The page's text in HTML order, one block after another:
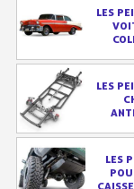
Livraison offerte
Votre
Partagez
LES
LES
LES